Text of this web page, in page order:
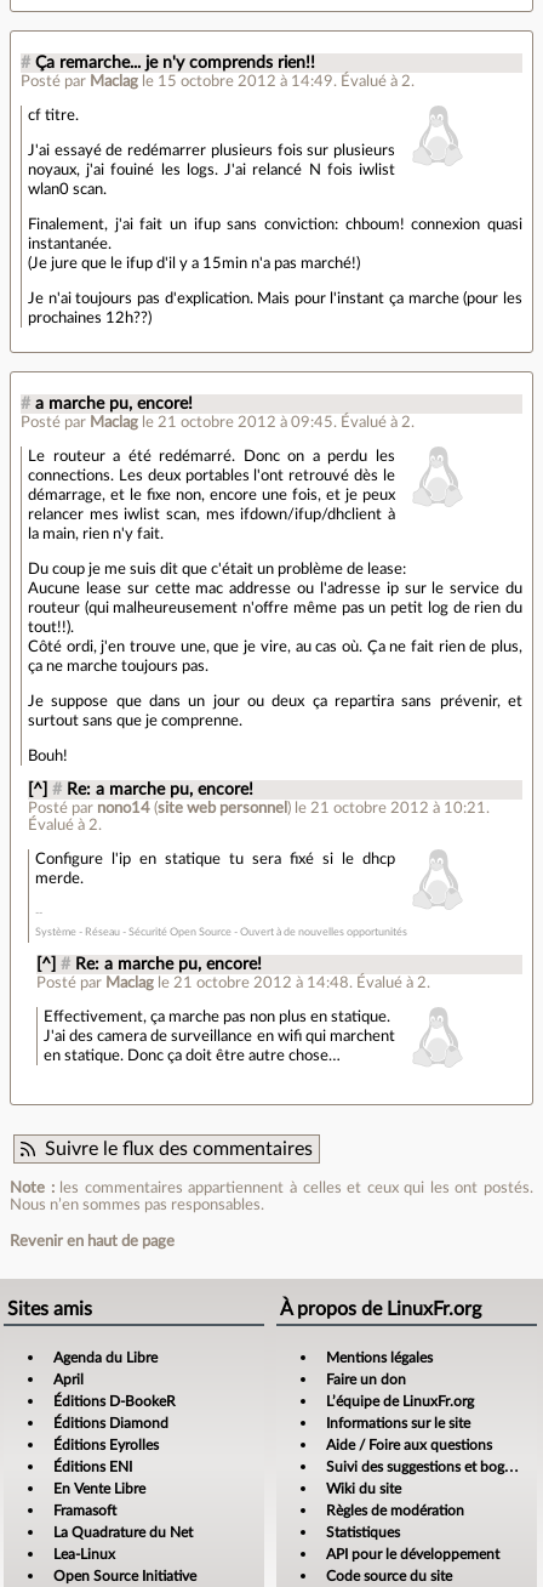
# Ça remarche... je n'y comprends rien!!
Posté par Maclag le 15 octobre 2012 à 14:49. Évalué à 2.
cf titre.
J'ai essayé de redémarrer plusieurs fois sur plusieurs
noyaux, j'ai fouiné les logs. J'ai relancé N fois iwlist
wlan0 scan.
Finalement, j'ai fait un ifup sans conviction: chboum! connexion quasi
instantanée.
(Je jure que le ifup d'il y a 15min n'a pas marché!)
Je n'ai toujours pas d'explication. Mais pour l'instant ça marche (pour les
prochaines 12h??)
# a marche pu, encore!
Posté par Maclag le 21 octobre 2012 à 09:45. Évalué à 2.
Le routeur a été redémarré. Donc on a perdu les
connections. Les deux portables l'ont retrouvé dès le
démarrage, et le fixe non, encore une fois, et je peux
relancer mes iwlist scan, mes ifdown/ifup/dhclient à
la main, rien n'y fait.
Du coup je me suis dit que c'était un problème de lease:
Aucune lease sur cette mac addresse ou l'adresse ip sur le service du
routeur (qui malheureusement n'offre même pas un petit log de rien du
tout!!).
Côté ordi, j'en trouve une, que je vire, au cas où. Ça ne fait rien de plus,
ça ne marche toujours pas.
Je suppose que dans un jour ou deux ça repartira sans prévenir, et
surtout sans que je comprenne.
Bouh!
[^] # Re: a marche pu, encore!
Posté par nono14 (site web personnel ) le 21 octobre 2012 à 10:21 .
Évalué à 2.
Configure l'ip en statique tu sera fixé si le dhcp
merde.
Système - Réseau - Sécurité Open Source - Ouvert à de nouvelles opportunités
[^] # Re: a marche pu, encore!
Posté par Maclag le 21 octobre 2012 à 14:48. Évalué à 2.
Effectivement, ça marche pas non plus en statique.
J'ai des camera de surveillance en wifi qui marchent
en statique. Donc ça doit être autre chose…
Suivre le flux des commentaires
Note :les commentaires appartiennent à celles et ceux qui les ont postés.
Nous n’en sommes pas responsables.
Revenir en haut de page
Sites amis
Agenda du Libre
April
Éditions D-BookeR
Éditions Diamond
Éditions Eyrolles
Éditions ENI
En Vente Libre
Framasoft
La Quadrature du Net
Lea-Linux
Open Source Initiative
À propos de LinuxFr.org
Mentions légales
Faire un don
L’équipe de LinuxFr.org
Informations sur le site
Aide / Foire aux questions
Suivi des suggestions et bogues
Wiki du site
Règles de modération
Statistiques
API pour le développement
Code source du site